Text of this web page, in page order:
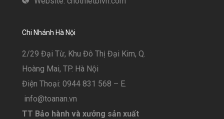
Chi Nhánh Hà Nội
2/29 Đại Từ, Khu Đô Thị Đại Kim, Q.
Hoàng Mai, TP. Hà Nội
Điện Thoại: 0944 831 568 – E.
info@toanan.vn
TT Bảo hành và xưởng sản xuất